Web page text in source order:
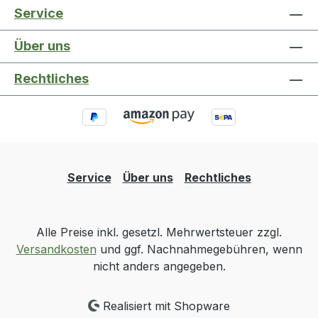
Service
Über uns
Rechtliches
Service Über uns Rechtliches
Alle Preise inkl. gesetzl. Mehrwertsteuer zzgl.
Versandkosten und ggf. Nachnahmegebühren, wenn
nicht anders angegeben.
Realisiert mit Shopware